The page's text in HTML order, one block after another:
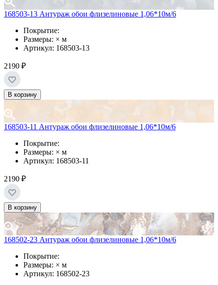
168503-13 Антураж обои флизелиновые 1,06*10м/6
Покрытие:
Размеры: × м
Артикул: 168503-13
2190 ₽
В корзину
168503-11 Антураж обои флизелиновые 1,06*10м/6
Покрытие:
Размеры: × м
Артикул: 168503-11
2190 ₽
В корзину
168502-23 Антураж обои флизелиновые 1,06*10м/6
Покрытие:
Размеры: × м
Артикул: 168502-23